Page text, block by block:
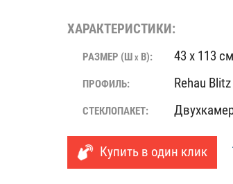
ХАРАКТЕРИСТИКИ:
РАЗМЕР (ШX В): 43 x 113 см
ПРОФИЛЬ: Rehau Blitz
СТЕКЛОПАКЕТ:
Купить в один клик